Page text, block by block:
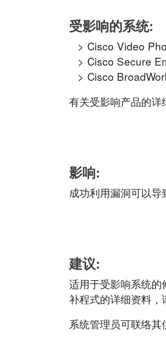
受影响的系统:
Cisco Video
Cisco Secure
Cisco
有关受影响产品的详
影响:
成功利用漏洞可以导
建议:
适用于受影响系统
补程式的详细资料，
系统管理员可联络其